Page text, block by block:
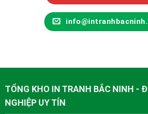
TỔNG KHO IN TRANH BẮC NINH -
NGHIỆP UY TÍN